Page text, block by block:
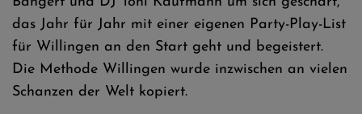
das Jahr für Jahr mit einer eigenen Party-Play-List
für Willingen an den Start geht und begeistert.
Die Methode Willingen wurde inzwischen an vielen
Schanzen der Welt kopiert.